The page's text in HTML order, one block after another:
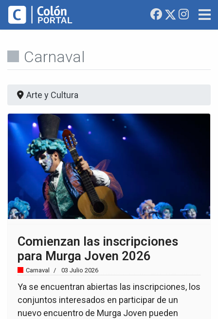
Carnaval
Arte y Cultura
Comienzan las inscripciones
para Murga Joven 2026
Carnaval 03 Julio 2026
Ya se encuentran abiertas las inscripciones, los
conjuntos interesados en participar de un
nuevo encuentro de Murga Joven pueden